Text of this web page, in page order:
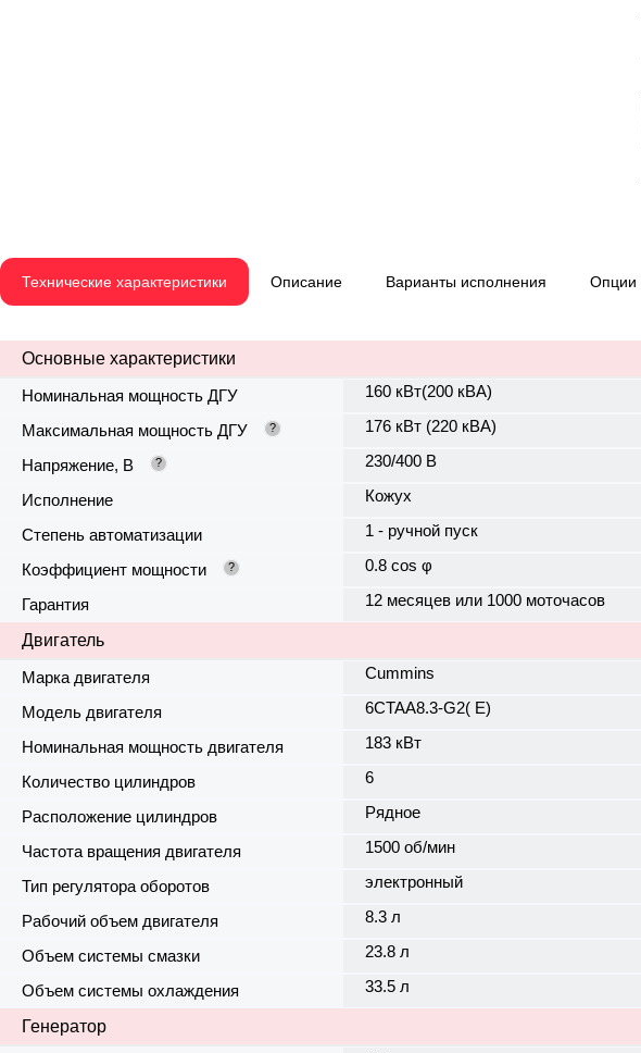
Технические характеристики Описание Варианты исполнения Опции
Основные характеристики
Номинальная мощность ДГУ
160 кВт(200 кВА)
Максимальная мощность ДГУ ? 176 кВт (220 кВА)
Напряжение, В ? 230/400 В
Исполнение Кожух
Степень автоматизации 1 - ручной пуск
Коэффициент мощности ? 0.8 cos φ
Гарантия 12 месяцев или 1000 моточасов
Двигатель
Марка двигателя
Cummins
Модель двигателя 6CTAA8.3-G2( E)
Номинальная мощность двигателя 183 кВт
Количество цилиндров 6
Расположение цилиндров Рядное
Частота вращения двигателя 1500 об/мин
Тип регулятора оборотов электронный
Рабочий объем двигателя 8.3 л
Объем системы смазки 23.8 л
Объем системы охлаждения 33.5 л
Генератор